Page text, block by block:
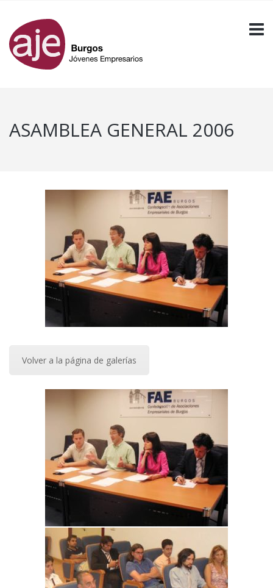
ASAMBLEA GENERAL 2006
Volver a la página de galerías